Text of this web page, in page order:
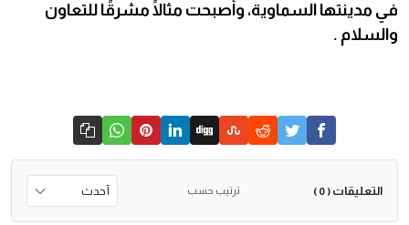
في مدينتها السماوية، وأصبحت مثالًا مشرقًا للتعاون
والسلام .
التعليقات ( 0 ) ترتيب حسب